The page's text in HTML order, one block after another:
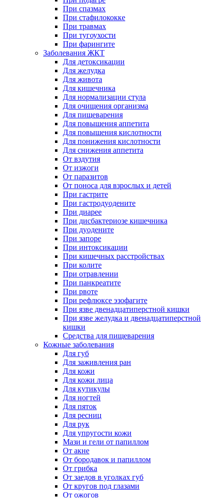
При спазмах
При стафилококке
При травмах
При тугоухости
При фарингите
Заболевания ЖКТ
Для детоксикации
Для желудка
Для живота
Для кишечника
Для нормализации стула
Для очищения организма
Для пищеварения
Для повышения аппетита
Для повышения кислотности
Для понижения кислотности
Для снижения аппетита
От вздутия
От изжоги
От паразитов
От поноса для взрослых и детей
При гастрите
При гастродуодените
При диарее
При дисбактериозе кишечника
При дуодените
При запоре
При интоксикации
При кишечных расстройствах
При колите
При отравлении
При панкреатите
При рвоте
При рефлюксе эзофагите
При язве двенадцатиперстной кишки
При язве желудка и двенадцатиперстной
кишки
Средства для пищеварения
Кожные заболевания
Для губ
Для заживления ран
Для кожи
Для кожи лица
Для кутикулы
Для ногтей
Для пяток
Для ресниц
Для рук
Для упругости кожи
Мази и гели от папиллом
От акне
От бородавок и папиллом
От грибка
От заедов в уголках губ
От кругов под глазами
От ожогов